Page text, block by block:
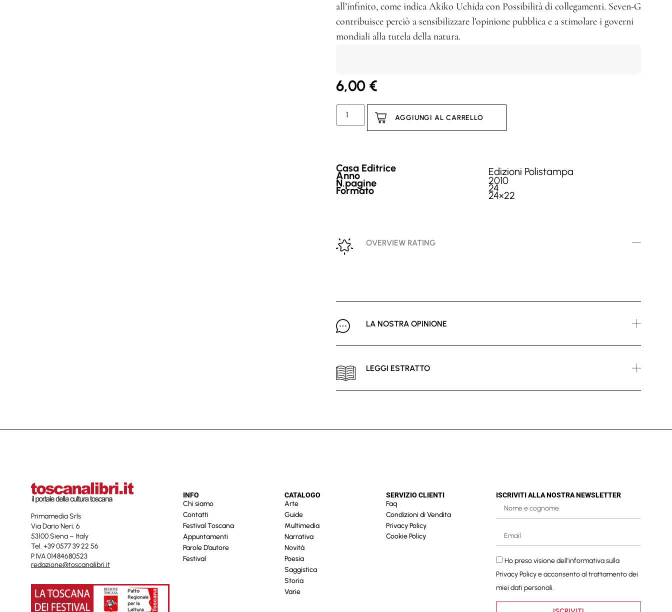
all’infinito, come indica Akiko Uchida con Possibilità di collegamenti. Seven-G
contribuisce perciò a sensibilizzare l’opinione pubblica e a stimolare i governi
mondiali alla tutela della natura.
6,00 €
AGGIUNGI AL CARRELLO
Casa Editrice Edizioni Polistampa
Anno 2010
N.pagine 24
Formato 24×22
OVERVIEW RATING
LA NOSTRA OPINIONE
LEGGI ESTRATTO
Primamedia Srls
Via Dario Neri, 6
53100 Siena – Italy
Tel. +39 0577 39 22 56
P.IVA 01484680523
redazione@toscanalibri.it
INFO
Chi siamo
Contatti
Festival Toscana
Appuntamenti
Parole D’autore
Festival
CATALOGO
Arte
Guide
Multimedia
Narrativa
Novità
Poesia
Saggistica
Storia
Varie
SERVIZIO CLIENTI
Faq
Condizioni di Vendita
Privacy Policy
Cookie Policy
ISCRIVITI ALLA NOSTRA NEWSLETTER
Ho preso visione dell'informativa sulla
Privacy Policye acconsento al trattamento dei
miei dati personali.